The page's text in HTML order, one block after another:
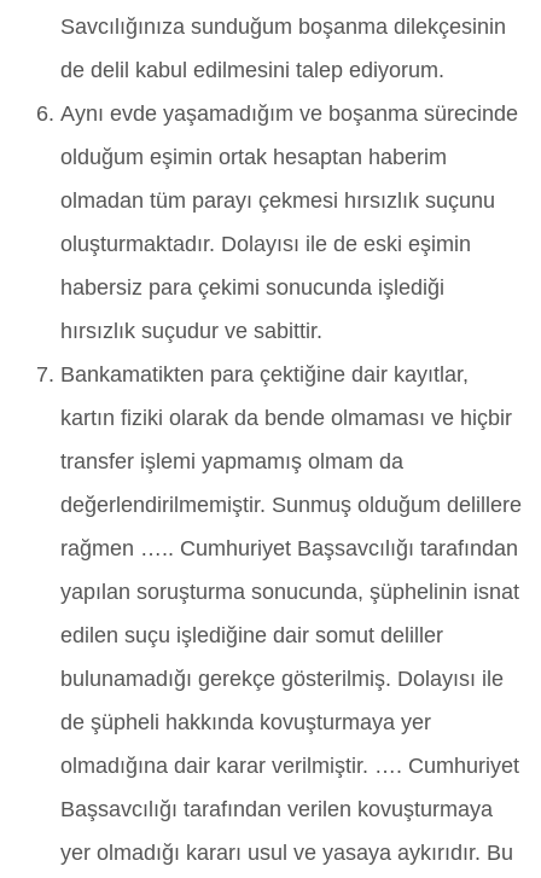
Savcılığınıza sunduğum boşanma dilekçesinin
de delil kabul edilmesini talep ediyorum.
Aynı evde yaşamadığım ve boşanma sürecinde
olduğum eşimin ortak hesaptan haberim
olmadan tüm parayı çekmesi hırsızlık suçunu
oluşturmaktadır. Dolayısı ile de eski eşimin
habersiz para çekimi sonucunda işlediği
hırsızlık suçudur ve sabittir.
Bankamatikten para çektiğine dair kayıtlar,
kartın fiziki olarak da bende olmaması ve hiçbir
transfer işlemi yapmamış olmam da
değerlendirilmemiştir. Sunmuş olduğum delillere
rağmen ….. Cumhuriyet Başsavcılığı tarafından
yapılan soruşturma sonucunda, şüphelinin isnat
edilen suçu işlediğine dair somut deliller
bulunamadığı gerekçe gösterilmiş. Dolayısı ile
de şüpheli hakkında kovuşturmaya yer
olmadığına dair karar verilmiştir. …. Cumhuriyet
Başsavcılığı tarafından verilen kovuşturmaya
yer olmadığı kararı usul ve yasaya aykırıdır. Bu